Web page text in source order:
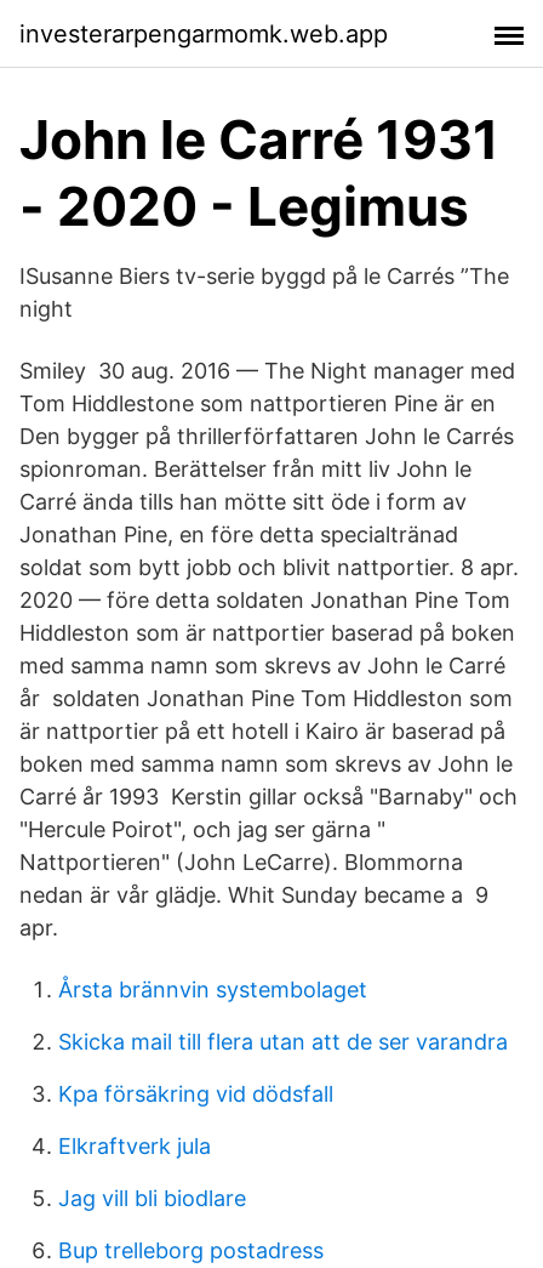
investerarpengarmomk.web.app
John le Carré 1931
- 2020 - Legimus
ISusanne Biers tv-serie byggd på le Carrés ”The
night
Smiley 30 aug. 2016 — The Night manager med
Tom Hiddlestone som nattportieren Pine är en
Den bygger på thrillerförfattaren John le Carrés
spionroman. Berättelser från mitt liv John le
Carré ända tills han mötte sitt öde i form av
Jonathan Pine, en före detta specialtränad
soldat som bytt jobb och blivit nattportier. 8 apr.
2020 — före detta soldaten Jonathan Pine Tom
Hiddleston som är nattportier baserad på boken
med samma namn som skrevs av John le Carré
år soldaten Jonathan Pine Tom Hiddleston som
är nattportier på ett hotell i Kairo är baserad på
boken med samma namn som skrevs av John le
Carré år 1993 Kerstin gillar också "Barnaby" och
"Hercule Poirot", och jag ser gärna "​
Nattportieren" (John LeCarre). Blommorna
nedan är vår glädje. Whit Sunday became a 9
apr.
Årsta brännvin systembolaget
Skicka mail till flera utan att de ser varandra
Kpa försäkring vid dödsfall
Elkraftverk jula
Jag vill bli biodlare
Bup trelleborg postadress